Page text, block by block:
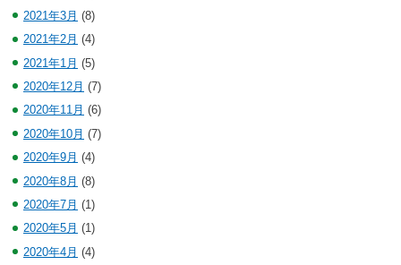
2021年3月 (8)
2021年2月 (4)
2021年1月 (5)
2020年12月 (7)
2020年11月 (6)
2020年10月 (7)
2020年9月 (4)
2020年8月 (8)
2020年7月 (1)
2020年5月 (1)
2020年4月 (4)